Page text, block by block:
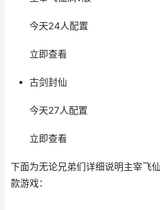
今天24人配置
立即查看
古剑封仙
今天27人配置
立即查看
下面为无论兄弟们详细说明主宰飞
款游戏：